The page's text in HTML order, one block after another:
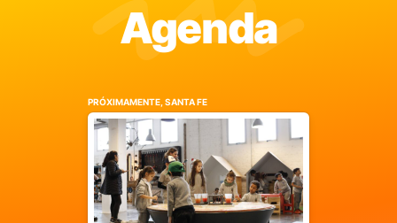
Agenda
PRÓXIMAMENTE, SANTA FE